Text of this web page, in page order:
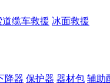
道缆车救援 冰面救援
降器 保护器 器材包 辅助